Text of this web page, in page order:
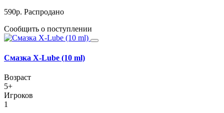
590р. Распродано
Сообщить о поступлении
Смазка X-Lube (10 ml)
Возраст
5+
Игроков
1